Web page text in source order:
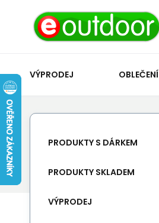
VÝPRODEJ OBLEČENÍ
PRODUKTY S DÁRKEM
PRODUKTY SKLADEM
VÝPRODEJ